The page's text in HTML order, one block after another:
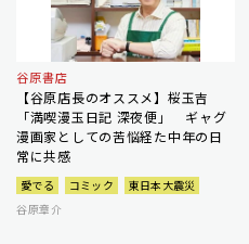
谷原書店
【谷原店長のオススメ】桜玉吉
「満喫漫玉日記 深夜便」 ギャグ
漫画家としての苦悩経た中年の日
常に共感
愛でる コミック
東日本大震災
谷原章介